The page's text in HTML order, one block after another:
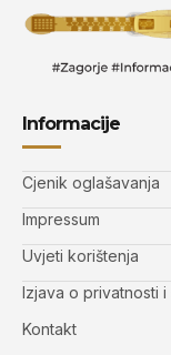
Informacije
Cjenik oglašavanja
Impressum
Uvjeti korištenja
Izjava o privatnosti
Kontakt